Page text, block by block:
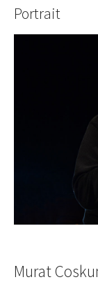
Portrait
Murat